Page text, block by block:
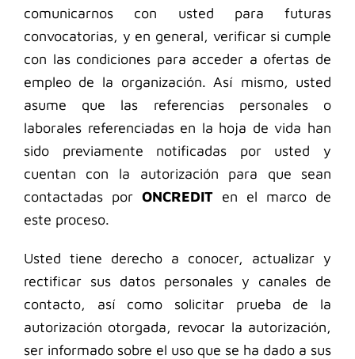
comunicarnos con usted para futuras
convocatorias, y en general, verificar si cumple
con las condiciones para acceder a ofertas de
empleo de la organización. Así mismo, usted
asume que las referencias personales o
laborales referenciadas en la hoja de vida han
sido previamente notificadas por usted y
cuentan con la autorización para que sean
contactadas por ONCREDIT en el marco de
este proceso.
Usted tiene derecho a conocer, actualizar y
rectificar sus datos personales y canales de
contacto, así como solicitar prueba de la
autorización otorgada, revocar la autorización,
ser informado sobre el uso que se ha dado a sus